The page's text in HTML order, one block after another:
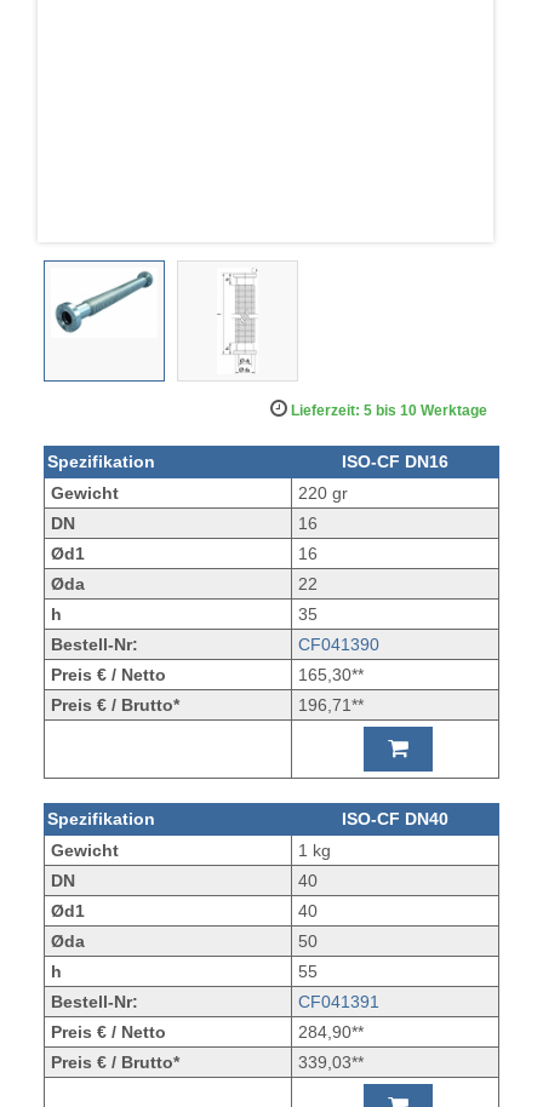
Lieferzeit: 5 bis 10 Werktage
Spezifikation
ISO-CF DN16
Gewicht
220 gr
DN
16
Ød1
16
Øda
22
h
35
Bestell-Nr:
CF041390
Preis € / Netto
165,30**
Preis € / Brutto*
196,71**
Spezifikation
ISO-CF DN40
Gewicht
1 kg
DN
40
Ød1
40
Øda
50
h
55
Bestell-Nr:
CF041391
Preis € / Netto
284,90**
Preis € / Brutto*
339,03**